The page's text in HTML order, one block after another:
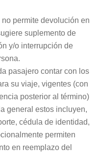
permite devolución en
suplemento de
y/o interrupción de
pasajero contar con los
su viaje, vigentes (con
posterior al término)
general estos incluyen,
cédula de identidad,
permiten
en reemplazo del